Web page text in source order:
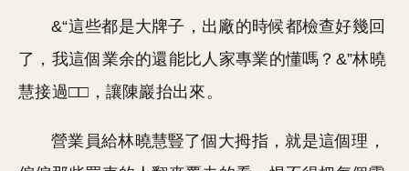
&“這些都是大牌子，出廠的時候都檢查好幾回
了，我這個業余的還能比人家專業的懂嗎？&”林曉
慧接過□□，讓陳巖抬出來。
營業員給林曉慧豎了個大拇指，就是這個理，